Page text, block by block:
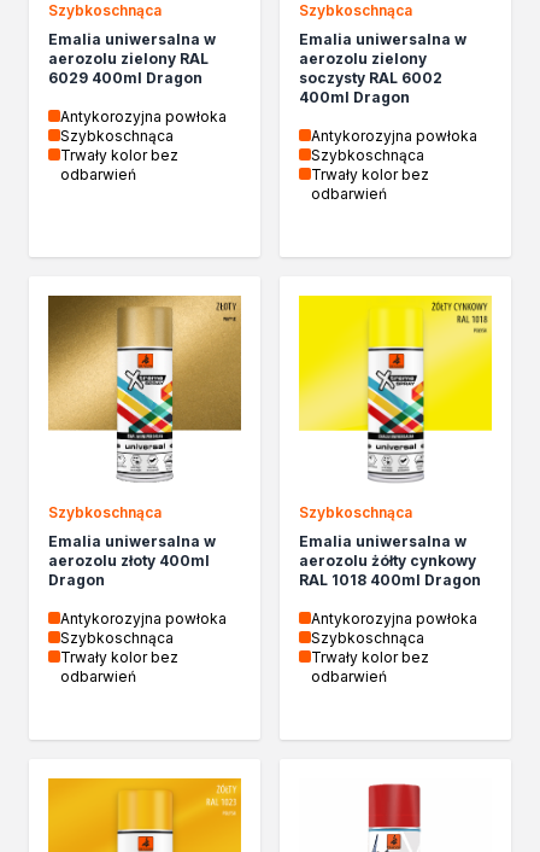
Silikony
Piany
Pozostałe
Czyszczenie i rozcieńczanie
Rozcieńczalniki ogólnego stosowania
Rozcieńczalniki specjalistyczne
Środki bioochronne
Ochrona i dekoracja
Bejce
Lakierobejce
Farby w aerozolu
Impregnaty dekoracyjny do drewna
Żywica epoksydowa
Impregnaty specjalistyczne
Impregnaty do drewna konstrukcyjnego
Remont
Folie w płynie
Masy szpachlowe budowlane
Impregnaty specjalistyczne
Impregnaty do drewna konstrukcyjnego
Impregnaty dekoracyjny do drewna
Szybkoschnąca
Emalia uniwersalna w
aerozolu zielony RAL
6029 400ml Dragon
Antykorozyjna powłoka
Szybkoschnąca
Trwały kolor bez
odbarwień
Szybkoschnąca
Emalia uniwersalna w
aerozolu zielony
soczysty RAL 6002
400ml Dragon
Antykorozyjna powłoka
Szybkoschnąca
Trwały kolor bez
odbarwień
Szybkoschnąca
Emalia uniwersalna w
aerozolu złoty 400ml
Dragon
Antykorozyjna powłoka
Szybkoschnąca
Trwały kolor bez
odbarwień
Szybkoschnąca
Emalia uniwersalna w
aerozolu żółty cynkowy
RAL 1018 400ml Dragon
Antykorozyjna powłoka
Szybkoschnąca
Trwały kolor bez
odbarwień